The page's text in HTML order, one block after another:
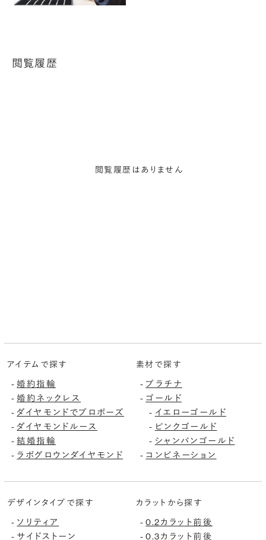
閲覧履歴
閲覧履歴はありません
アイテムで探す
-婚約指輪
-婚約ネックレス
-ダイヤモンドでプロポーズ
-ダイヤモンドルース
-結婚指輪
- ラボグロウンダイヤモンド
素材で探す
- プラチナ
- ゴールド
- イエローゴールド
- ピンクゴールド
- シャンパンゴールド
- コンビネーション
デザインタイプで探す
- ソリティア
- サイドストーン
カラットから探す
-0.2カラット前後
-0.3カラット前後